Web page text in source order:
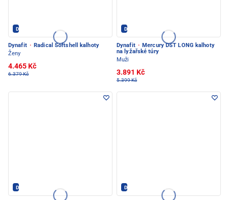
Dynafit - PEC POD SNĚŽKOU
Dynafit · Radical Softshell kalhoty
Ženy
4.465 Kč
6.379 Kč
Dynafit - PEC POD SNĚŽKOU
Dynafit · Mercury DST LONG kalhoty
na lyžařské túry
Muži
3.891 Kč
5.399 Kč
Dynafit - PEC POD SNĚŽKOU Dynafit - PEC POD SNĚŽKOU